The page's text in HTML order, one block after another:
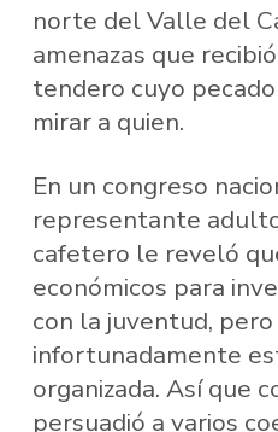
norte del Valle del
amenazas que
tendero cuyo
mirar a quien.
En un congreso
representante
cafetero le reveló
económicos para
con la juventud,
infortunadamente
organizada. Así que
persuadió a varios